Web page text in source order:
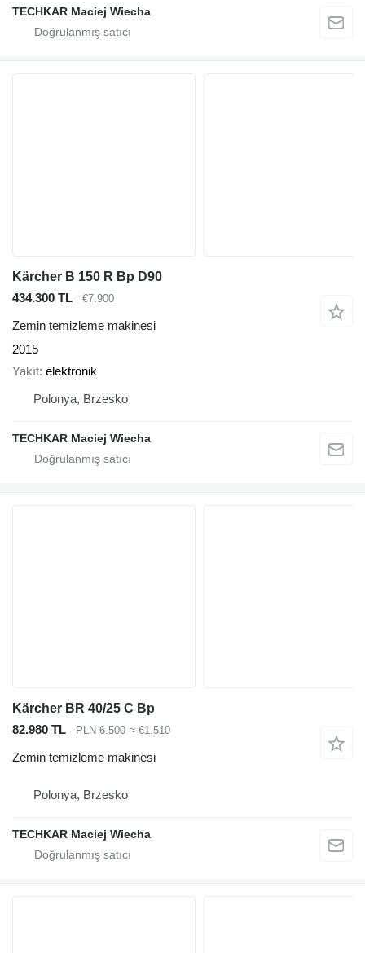
TECHKAR Maciej Wiecha
Kärcher B 150 R Bp D90
434.300 TL
€7.900
Zemin temizleme makinesi
2015
Yakıt elektronik
Polonya, Brzesko
TECHKAR Maciej Wiecha
Kärcher BR 40/25 C Bp
82.980 TL
PLN 6.500 ≈ €1.510
Zemin temizleme makinesi
Polonya, Brzesko
TECHKAR Maciej Wiecha